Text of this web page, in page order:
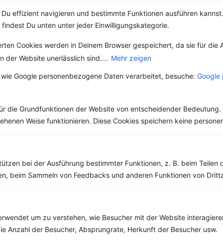
effizient navigieren und bestimmte Funktionen ausführen
Du unten unter jeder Einwilligungskategorie.
Cookies werden in Deinem Browser gespeichert, da sie für die
der Website unerlässlich sind.... Mehr zeigen
Google personenbezogene Daten verarbeitet, besuche: Google
die Grundfunktionen der Website von entscheidender Bedeutung.
Weise funktionieren. Diese Cookies speichern keine
bei der Ausführung bestimmter Funktionen, z. B. beim Teilen
beim Sammeln von Feedbacks und anderen Funktionen von
um zu verstehen, wie Besucher mit der Website
Anzahl der Besucher, Absprungrate, Herkunft der Besucher usw.
Eiweiß:39 g
Kohlehydrate:
27 g
Rezepte mit 400 bis 500 kcal
Eiweiß:30 g
Kohlehydrate:46 g